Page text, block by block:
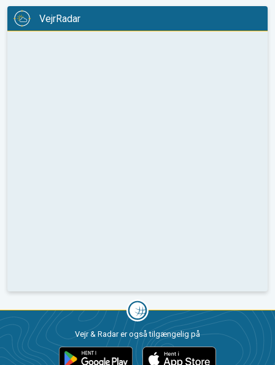
VejrRadar
Vejr & Radar er også tilgængelig på